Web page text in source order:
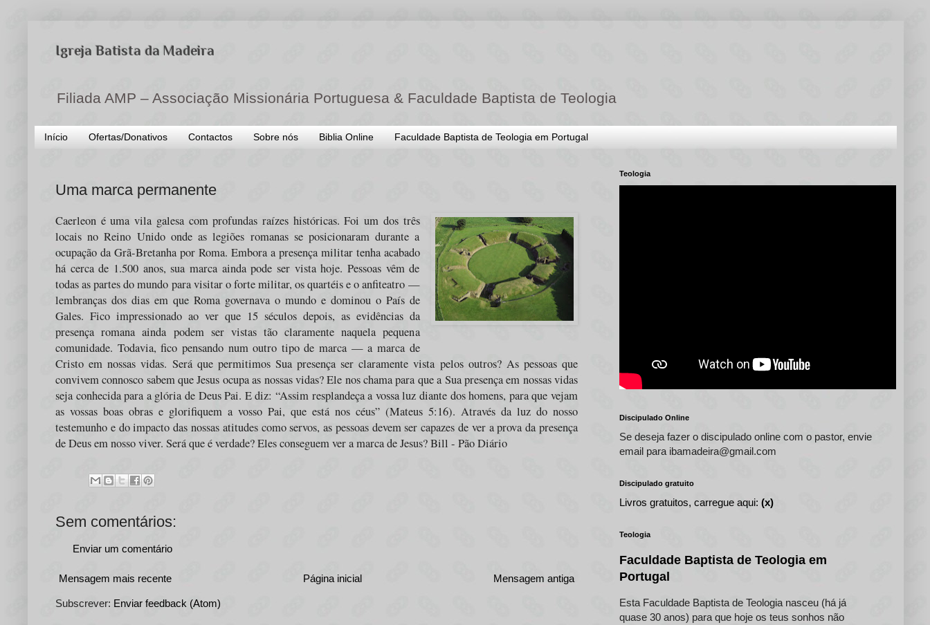
Igreja Batista da Madeira
Filiada AMP – Associação Missionária Portuguesa & Faculdade Baptista de Teologia
Início Ofertas/Donativos Contactos Sobre nós Biblia Online Faculdade Baptista de Teologia em Portugal
Uma marca permanente
Caerleon é uma vila galesa com profundas raízes históricas. Foi um dos três
locais no Reino Unido onde as legiões romanas se posicionaram durante a
ocupação da Grã-Bretanha por Roma. Embora a presença militar tenha acabado
há cerca de 1.500 anos, sua marca ainda pode ser vista hoje. Pessoas vêm de
todas as partes do mundo para visitar o forte militar, os quartéis e o anfiteatro —
lembranças dos dias em que Roma governava o mundo e dominou o País de
Gales. Fico impressionado ao ver que 15 séculos depois, as evidências da
presença romana ainda podem ser vistas tão claramente naquela pequena
comunidade. Todavia, fico pensando num outro tipo de marca — a marca de
Cristo em nossas vidas. Será que permitimos Sua presença ser claramente vista pelos outros? As pessoas que
convivem connosco sabem que Jesus ocupa as nossas vidas? Ele nos chama para que a Sua presença em nossas vidas
seja conhecida para a glória de Deus Pai. E diz: “Assim resplandeça a vossa luz diante dos homens, para que vejam
as vossas boas obras e glorifiquem a vosso Pai, que está nos céus” (Mateus 5:16). Através da luz do nosso
testemunho e do impacto das nossas atitudes como servos, as pessoas devem ser capazes de ver a prova da presença
de Deus em nosso viver. Será que é verdade? Eles conseguem ver a marca de Jesus? Bill - Pão Diário
Sem comentários:
Enviar um comentário
Mensagem mais recente Mensagem antiga
Página inicial
Subscrever: Enviar feedback (Atom)
Teologia
Discipulado Online
Se deseja fazer o discipulado online com o pastor, envie
email para ibamadeira@gmail.com
Discipulado gratuito
Livros gratuitos, carregue aqui: (x)
Teologia
Faculdade Baptista de Teologia em
Portugal
Esta Faculdade Baptista de Teologia nasceu (há já
quase 30 anos) para que hoje os teus sonhos não